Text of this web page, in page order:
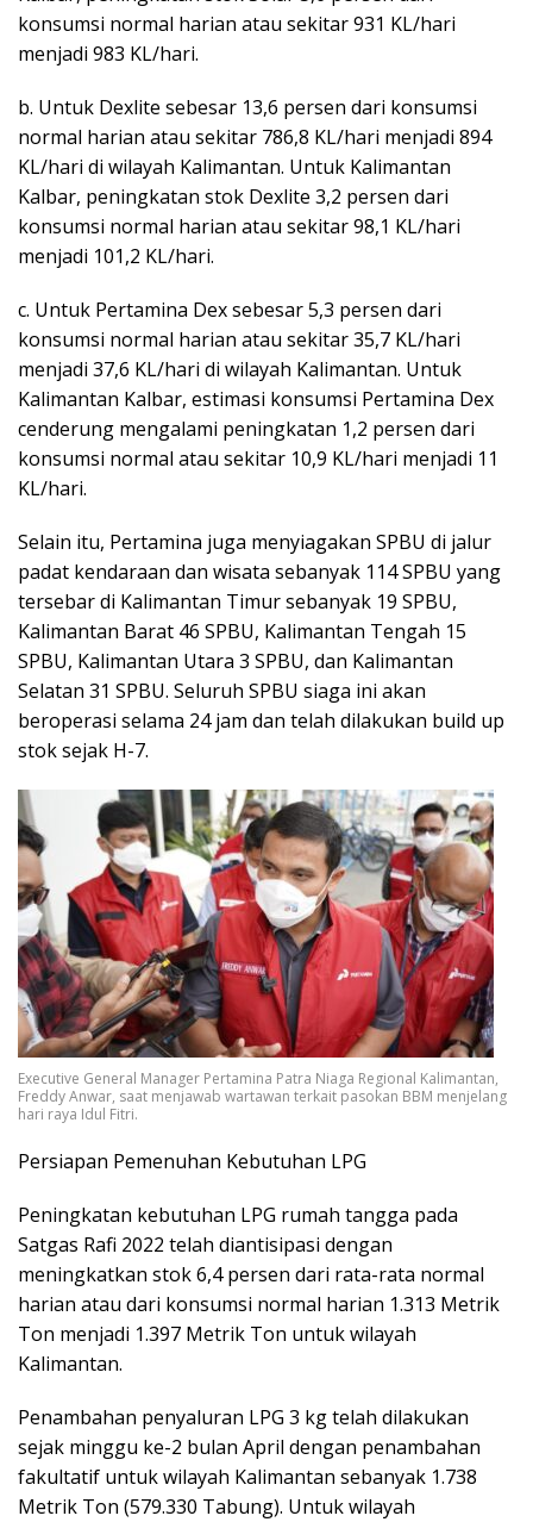
konsumsi normal harian atau sekitar 931 KL/hari
menjadi 983 KL/hari.
b. Untuk Dexlite sebesar 13,6 persen dari konsumsi
normal harian atau sekitar 786,8 KL/hari menjadi 894
KL/hari di wilayah Kalimantan. Untuk Kalimantan
Kalbar, peningkatan stok Dexlite 3,2 persen dari
konsumsi normal harian atau sekitar 98,1 KL/hari
menjadi 101,2 KL/hari.
c. Untuk Pertamina Dex sebesar 5,3 persen dari
konsumsi normal harian atau sekitar 35,7 KL/hari
menjadi 37,6 KL/hari di wilayah Kalimantan. Untuk
Kalimantan Kalbar, estimasi konsumsi Pertamina Dex
cenderung mengalami peningkatan 1,2 persen dari
konsumsi normal atau sekitar 10,9 KL/hari menjadi 11
KL/hari.
Selain itu, Pertamina juga menyiagakan SPBU di jalur
padat kendaraan dan wisata sebanyak 114 SPBU yang
tersebar di Kalimantan Timur sebanyak 19 SPBU,
Kalimantan Barat 46 SPBU, Kalimantan Tengah 15
SPBU, Kalimantan Utara 3 SPBU, dan Kalimantan
Selatan 31 SPBU. Seluruh SPBU siaga ini akan
beroperasi selama 24 jam dan telah dilakukan build up
stok sejak H-7.
Executive General Manager Pertamina Patra Niaga Regional Kalimantan,
Freddy Anwar, saat menjawab wartawan terkait pasokan BBM menjelang
hari raya Idul Fitri.
Persiapan Pemenuhan Kebutuhan LPG
Peningkatan kebutuhan LPG rumah tangga pada
Satgas Rafi 2022 telah diantisipasi dengan
meningkatkan stok 6,4 persen dari rata-rata normal
harian atau dari konsumsi normal harian 1.313 Metrik
Ton menjadi 1.397 Metrik Ton untuk wilayah
Kalimantan.
Penambahan penyaluran LPG 3 kg telah dilakukan
sejak minggu ke-2 bulan April dengan penambahan
fakultatif untuk wilayah Kalimantan sebanyak 1.738
Metrik Ton (579.330 Tabung). Untuk wilayah